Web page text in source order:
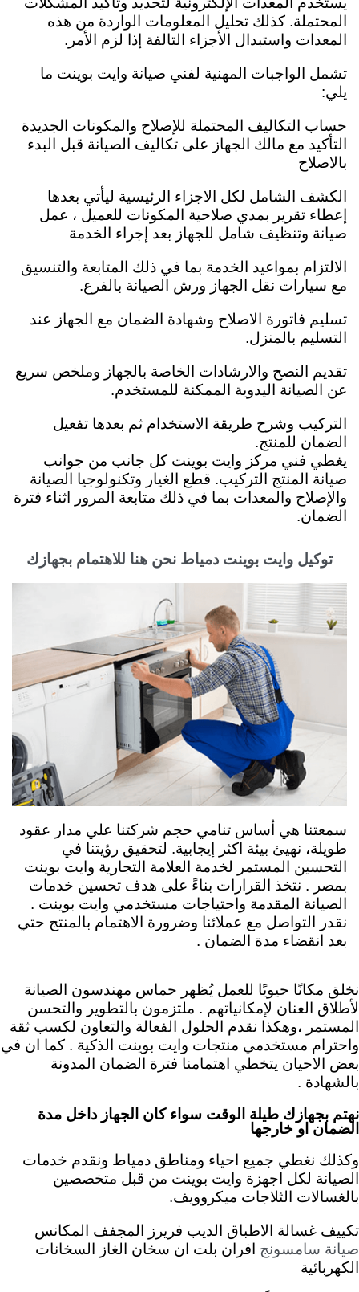
المحتملة. كذلك تحليل المعلومات الواردة من هذه
المعدات واستبدال الأجزاء التالفة إذا لزم الأمر.
تشمل الواجبات المهنية لفني صيانة وايت بوينت ما
يلي:
حساب التكاليف المحتملة للإصلاح والمكونات الجديدة
التأكيد مع مالك الجهاز على تكاليف الصيانة قبل البدء
بالاصلاح
الكشف الشامل لكل الاجزاء الرئيسية ليأتي بعدها
إعطاء تقرير بمدي صلاحية المكونات للعميل ، عمل
صيانة وتنظيف شامل للجهاز بعد إجراء الخدمة
الالتزام بمواعيد الخدمة بما في ذلك المتابعة والتنسيق
مع سيارات نقل الجهاز ورش الصيانة بالفرع.
تسليم فاتورة الاصلاح وشهادة الضمان مع الجهاز عند
التسليم بالمنزل.
تقديم النصح والارشادات الخاصة بالجهاز وملخص سريع
عن الصيانة اليدوية الممكنة للمستخدم.
التركيب وشرح طريقة الاستخدام ثم بعدها تفعيل
الضمان للمنتج.
يغطي فني مركز وايت بوينت كل جانب من جوانب
صيانة المنتج التركيب. قطع الغيار وتكنولوجيا الصيانة
والإصلاح والمعدات بما في ذلك متابعة المرور اثناء فترة
الضمان.
توكيل وايت بوينت دمياط نحن هنا للاهتمام بجهازك
سمعتنا هي أساس تنامي حجم شركتنا علي مدار عقود
طويلة، نهيئ بيئة اكثر إيجابية. لتحقيق رؤيتنا في
التحسين المستمر لخدمة العلامة التجارية وايت بوينت
بمصر . نتخذ القرارات بناءً على هدف تحسين خدمات
الصيانة المقدمة واحتياجات مستخدمي وايت بوينت .
نقدر التواصل مع عملائنا وضرورة الاهتمام بالمنتج حتي
بعد انقضاء مدة الضمان .
نخلق مكانًا حيويًا للعمل يُظهر حماس مهندسون الصيانة
لأطلاق العنان لإمكانياتهم . ملتزمون بالتطوير والتحسن
المستمر ،وهكذا نقدم الحلول الفعالة والتعاون لكسب ثقة
واحترام مستخدمي منتجات وايت بوينت الذكية . كما ان في
بعض الاحيان يتخطي اهتمامنا فترة الضمان المدونة
بالشهادة .
نهتم بجهازك طيلة الوقت سواء كان الجهاز داخل مدة
الضمان او خارجها
وكذلك نغطي جميع احياء ومناطق دمياط ونقدم خدمات
الصيانة لكل اجهزة وايت بوينت من قبل متخصصين
بالغسالات الثلاجات ميكروويف.
تكييف غسالة الاطباق الديب فريرز المجفف المكانس
صيانة سامسونج
افران بلت ان سخان الغاز السخانات
الكهربائية